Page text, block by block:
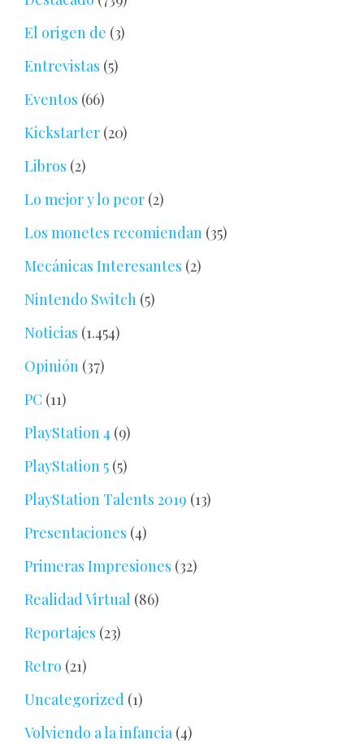
El origen de (3)
Entrevistas (5)
Eventos (66)
Kickstarter (20)
Libros (2)
Lo mejor y lo peor (2)
Los monetes recomiendan (35)
Mecánicas Interesantes (2)
Nintendo Switch (5)
Noticias (1.454)
Opinión (37)
PC (11)
PlayStation 4 (9)
PlayStation 5 (5)
PlayStation Talents 2019 (13)
Presentaciones (4)
Primeras Impresiones (32)
Realidad Virtual (86)
Reportajes (23)
Retro (21)
Uncategorized (1)
Volviendo a la infancia(4)